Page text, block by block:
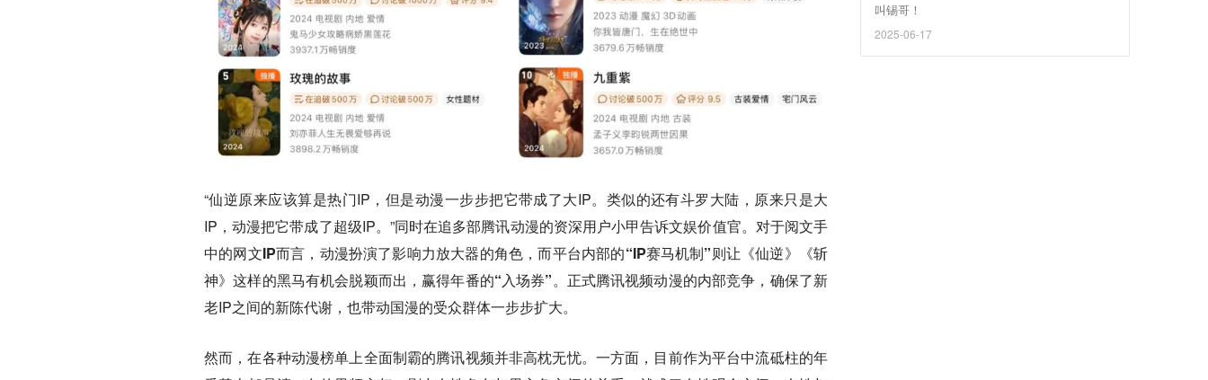
“仙逆原来应该算是热门IP，但是动漫一步步把它带成了大IP。类似的还有斗罗大陆，原来只是大
IP，动漫把它带成了超级IP。”同时在追多部腾讯动漫的资深用户小甲告诉文娱价值官。 对于阅文手
中的网文IP而言，动漫扮演了影响力放大器的角色，而平台内部的“IP赛马机制”则让《仙逆》《斩
神》这样的黑马有机会脱颖而出 ， 赢得年番的“入场券”。正式腾讯视频动漫的内部竞争，确保了新
老IP之间的新陈代谢，也带动国漫的受众群体一步步扩大。
然而，在各种动漫榜单上全面制霸的腾讯视频并非高枕无忧。一方面，目前作为平台中流砥柱的年
叫锡哥！
2025-06-17